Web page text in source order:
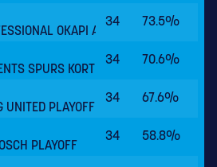
OKAPI AALST PLAYOFF
34 73.5%
SPURS KORTRIJK PLAYOFF
34 70.6%
UNITED PLAYOFF
34 67.6%
PLAYOFF
34 58.8%